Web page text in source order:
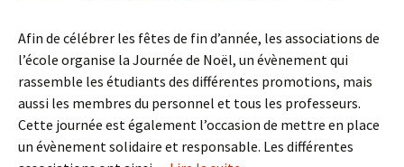
Afin de célébrer les fêtes de fin d’année, les associations de
l’école organise la Journée de Noël, un évènement qui
rassemble les étudiants des différentes promotions, mais
aussi les membres du personnel et tous les professeurs.
Cette journée est également l’occasion de mettre en place
un évènement solidaire et responsable. Les différentes